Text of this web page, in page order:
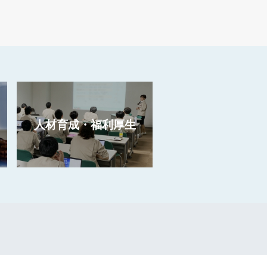
人材育成・福利厚生